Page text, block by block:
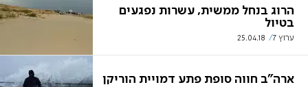
הרוג בנחל ממשית, עשרות נפגעים
בטיול
ערוץ 7 25.04.18
ארה"ב חווה סופת פתע דמויית הוריקן